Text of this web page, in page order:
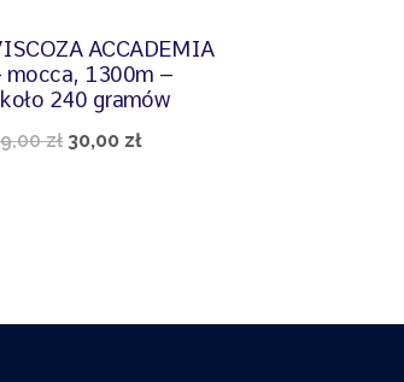
ACCADEMIA
mocca, 1300m –
240 gramów
zł Pierwotna
30,00 złAktualna